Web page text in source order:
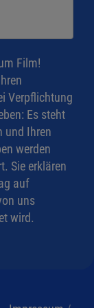
Film!
Verpflichtung
Es steht
und Ihren
werden
Sie erklären
auf
uns
wird.